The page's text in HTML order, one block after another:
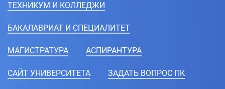
ТЕХНИКУМ И КОЛЛЕДЖИ
БАКАЛАВРИАТ И СПЕЦИАЛИТЕТ
МАГИСТРАТУРА АСПИРАНТУРА
CАЙТ УНИВЕРСИТЕТА ЗАДАТЬ ВОПРОС ПК